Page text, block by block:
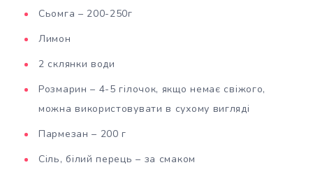
Сьомга – 200-250г
Лимон
2 склянки води
Розмарин – 4-5 гілочок, якщо немає свіжого,
можна використовувати в сухому вигляді
Пармезан – 200 г
Сіль, білий перець – за смаком